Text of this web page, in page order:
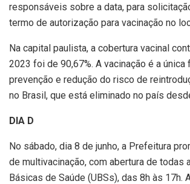
responsáveis sobre a data, para
termo de autorização para vacinação no
Na capital paulista, a cobertura vacinal
2023 foi de 90,67%. A vacinação é a única
prevenção e redução do risco de
no Brasil, que está eliminado no país
DIA D
No sábado, dia 8 de junho, a Prefeitura
de multivacinação, com abertura de todas
Básicas de Saúde (UBSs), das 8h às 17h.